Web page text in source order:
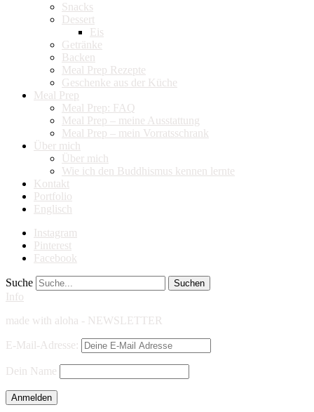
Snacks
Dessert
Eis
Getränke
Backen
Meal Prep Rezepte
Geschenke aus der Küche
Meal Prep
Meal Prep: FAQ
Meal Prep – meine Ausstattung
Meal Prep – mein Vorratsschrank
Über mich
Über mich
Wie ich den Buddhismus kennen lernte
Kontakt
Portfolio
Englisch
Instagram
Pinterest
Facebook
Suche
Info
made with aloha - NEWSLETTER
E-Mail-Adresse:
Dein Name